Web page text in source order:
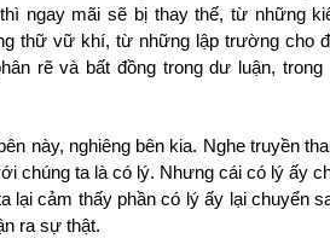
ngay mãi sẽ bị thay thế, từ những
thữ vữ khí, từ những lập trường cho
rẽ và bất đồng trong dư luận,
này, nghiêng bên kia. Nghe truyền
chúng ta là có lý. Nhưng cái có lý ấy
lại cảm thấy phần có lý ấy lại chuyển
ra sự thật.